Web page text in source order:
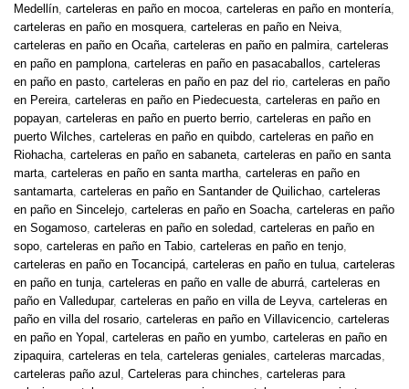
Medellín carteleras en paño en mocoa carteleras en paño en montería
carteleras en paño en mosquera carteleras en paño en Neiva
carteleras en paño en Ocaña carteleras en paño en palmira carteleras
en paño en pamplona carteleras en paño en pasacaballos carteleras
en paño en pasto carteleras en paño en paz del rio carteleras en paño
en Pereira carteleras en paño en Piedecuesta carteleras en paño en
popayan carteleras en paño en puerto berrio carteleras en paño en
puerto Wilches carteleras en paño en quibdo carteleras en paño en
Riohacha carteleras en paño en sabaneta carteleras en paño en santa
marta carteleras en paño en santa martha carteleras en paño en
santamarta carteleras en paño en Santander de Quilichao carteleras
en paño en Sincelejo carteleras en paño en Soacha carteleras en paño
en Sogamoso carteleras en paño en soledad carteleras en paño en
sopo carteleras en paño en Tabio carteleras en paño en tenjo
carteleras en paño en Tocancipá carteleras en paño en tulua carteleras
en paño en tunja carteleras en paño en valle de aburrá carteleras en
paño en Valledupar, carteleras en paño en villa de Leyva carteleras en
paño en villa del rosario carteleras en paño en Villavicencio carteleras
en paño en Yopal carteleras en paño en yumbo carteleras en paño en
zipaquira carteleras en tela carteleras geniales carteleras marcadas
carteleras paño azul Carteleras para chinches carteleras para